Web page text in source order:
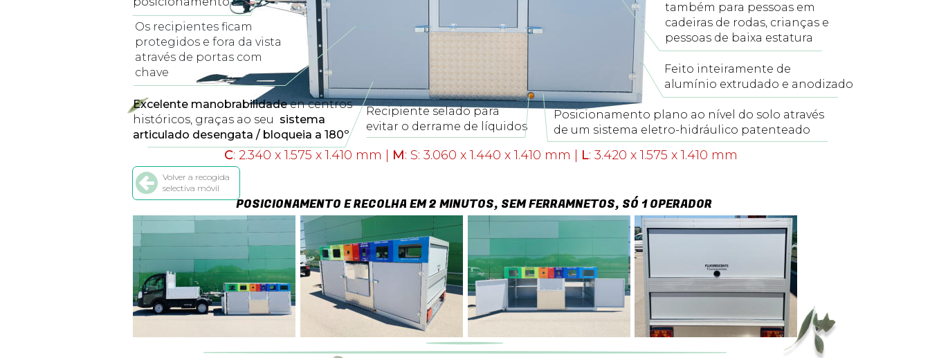
Posicionamento plano ao nível do solo através
de um sistema eletro-hidráulico patenteado
Excelente manobrabilidade en centros
históricos, graças ao seu sistema
articulado desengata / bloqueia a 180º
POSICIONAMENTO E RECOLHA EM 2 MINUTOS, SEM FERRAMNETOS, SÓ 1 OPERADOR
Recipiente selado para
evitar o derrame de líquidos
Feito inteiramente de
alumínio extrudado e anodizado
também para pessoas em
cadeiras de rodas, crianças e
pessoas de baixa estatura
Os recipientes ficam
protegidos e fora da vista
através de portas com
chave
C: 2.340 x 1.575 x 1.410 mm | M: S: 3.060 x 1.440 x 1.410 mm | L: 3.420 x 1.575 x 1.410 mm
Volver a recogida
selectiva móvil